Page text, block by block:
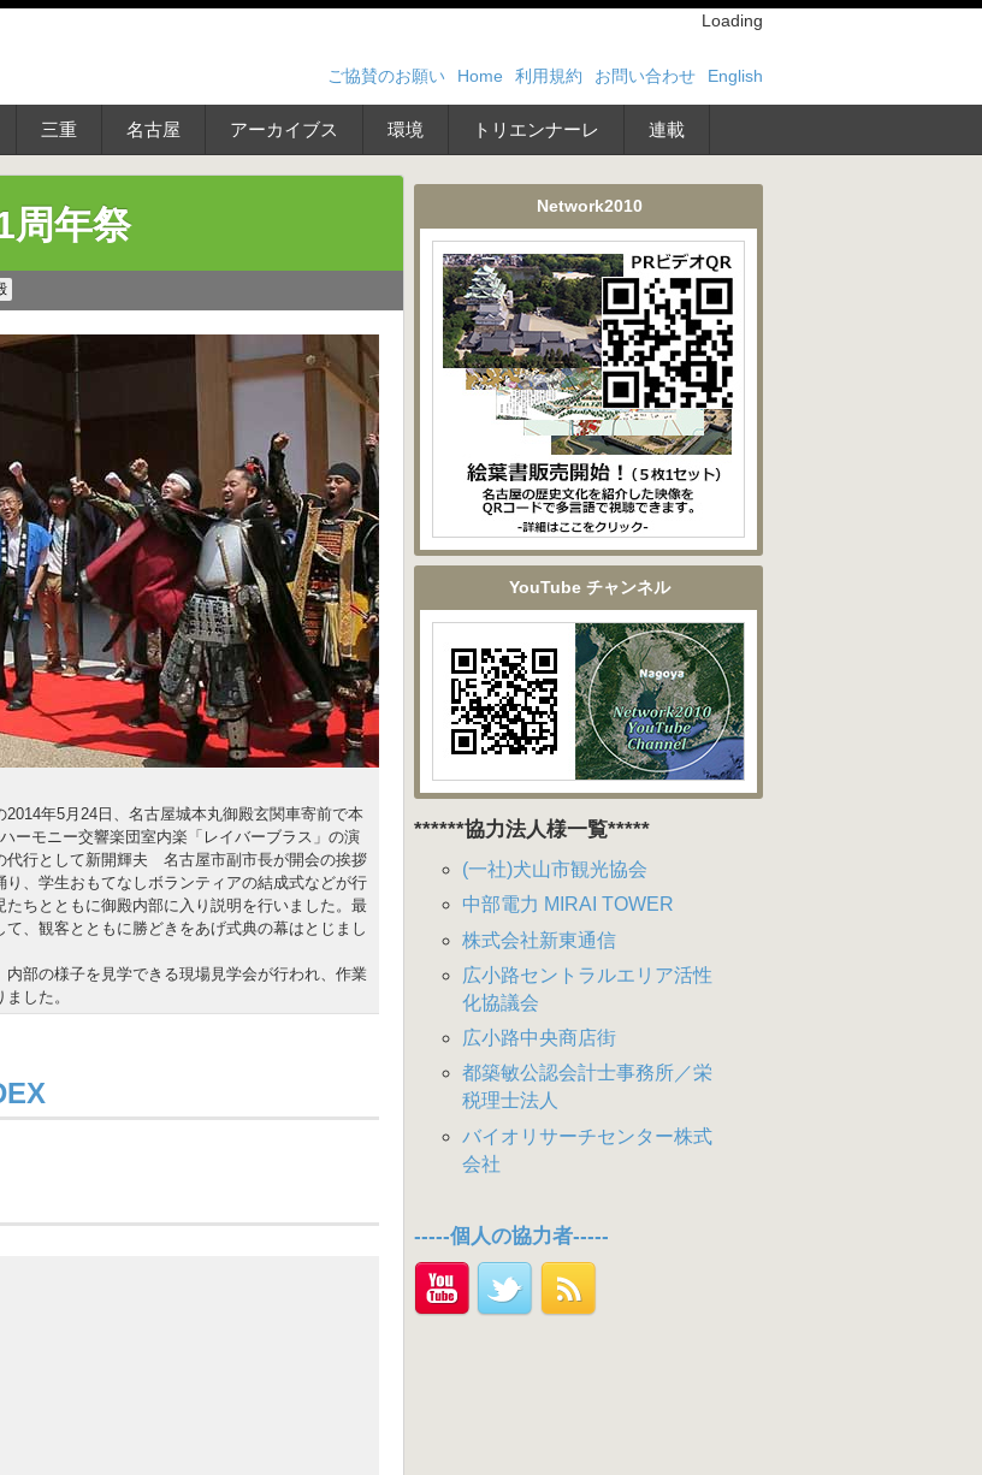
Loading
ご協賛のお願い Home 利用規約 お問い合わせ English
三重 名古屋 アーカイブス 環境 トリエンナーレ 連載
周年祭
年5月24日、名古屋城本丸御殿玄関車寄前で本
ーモニー交響楽団室内楽「レイバーブラス」の演
代行として新開輝夫 名古屋市副市長が開会の挨拶
、学生おもてなしボランティアの結成式などが行
ちとともに御殿内部に入り説明を行いました。最
、観客とともに勝どきをあげ式典の幕はとじまし
部の様子を見学できる現場見学会が行われ、作業
した。
Network2010
YouTube チャンネル
******協力法人様一覧*****
(一社)犬山市観光協会
中部電力 MIRAI TOWER
株式会社新東通信
広小路セントラルエリア活性
化協議会
広小路中央商店街
都築敏公認会計士事務所／栄
税理士法人
バイオリサーチセンター株式
会社
-----個人の協力者-----